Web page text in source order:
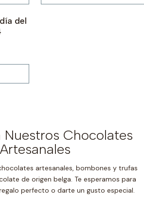
del
Nuestros Chocolates
Artesanales
artesanales, bombones y trufas
de origen belga. Te esperamos para
perfecto o darte un gusto especial.